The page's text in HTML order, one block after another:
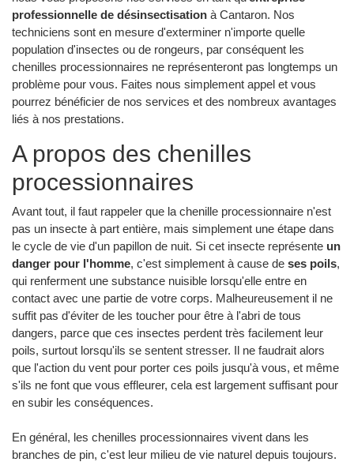
professionnelle de désinsectisation à Cantaron. Nos
techniciens sont en mesure d'exterminer n'importe quelle
population d'insectes ou de rongeurs, par conséquent les
chenilles processionnaires ne représenteront pas longtemps un
problème pour vous. Faites nous simplement appel et vous
pourrez bénéficier de nos services et des nombreux avantages
liés à nos prestations.
A propos des chenilles
processionnaires
Avant tout, il faut rappeler que la chenille processionnaire n'est
pas un insecte à part entière, mais simplement une étape dans
le cycle de vie d'un papillon de nuit. Si cet insecte représente un
danger pour l'homme, c'est simplement à cause de ses poils,
qui renferment une substance nuisible lorsqu'elle entre en
contact avec une partie de votre corps. Malheureusement il ne
suffit pas d'éviter de les toucher pour être à l'abri de tous
dangers, parce que ces insectes perdent très facilement leur
poils, surtout lorsqu'ils se sentent stresser. Il ne faudrait alors
que l'action du vent pour porter ces poils jusqu'à vous, et même
s'ils ne font que vous effleurer, cela est largement suffisant pour
en subir les conséquences.
En général, les chenilles processionnaires vivent dans les
branches de pin, c'est leur milieu de vie naturel depuis toujours.